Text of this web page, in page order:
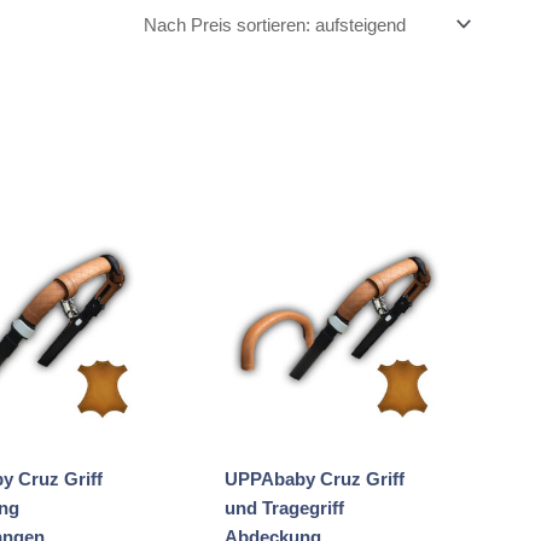
Cruz Griff
UPPAbaby Cruz Griff
und Tragegriff